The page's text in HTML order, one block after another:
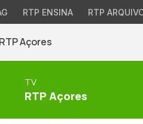
RTP ENSINA RTP
Açores
TV
RTP Açores